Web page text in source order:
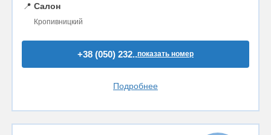
📍 Салон
Кропивницкий
+38 (050) 232..показать номер
Подробнее